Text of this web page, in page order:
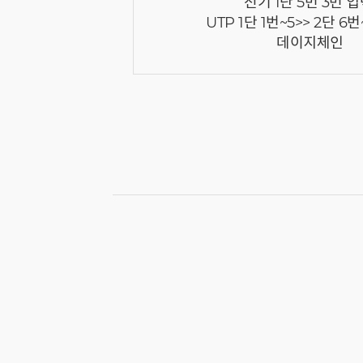
UTP 1단 1번~5>> 2단 6
데이지체인